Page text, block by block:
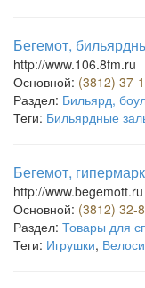
Бегемот,
http://www.106.8fm.ru
Основной: (3812) 37-
Раздел: Бильярд,
Теги: Бильярдные
Бегемот,
http://www.begemott.ru
Основной: (3812) 32-
Раздел: Товары для
Теги: Игрушки,